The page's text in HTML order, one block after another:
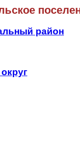
район